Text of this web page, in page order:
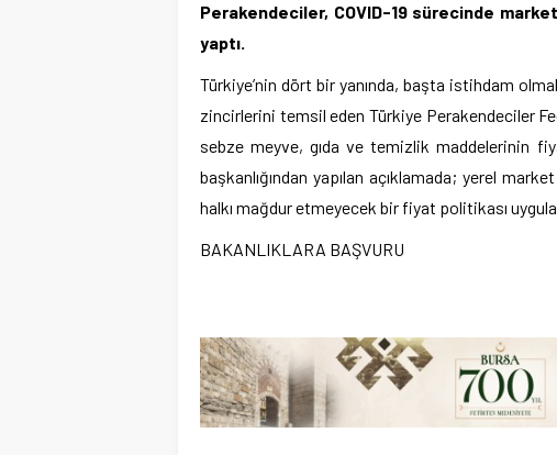
Perakendeciler, COVID-19 sürecinde
yaptı.
Türkiye’nin dört bir yanında, başta istihdam
zincirlerini temsil eden Türkiye Perakendeciler
sebze meyve, gıda ve temizlik maddelerinin
başkanlığından yapılan açıklamada; yerel
halkı mağdur etmeyecek bir fiyat politikası
BAKANLIKLARA BAŞVURU